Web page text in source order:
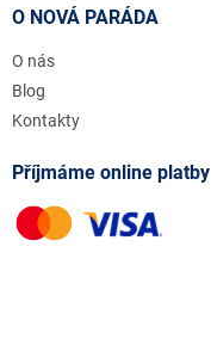
O NOVÁ PARÁDA
O nás
Blog
Kontakty
Příjmáme online platby